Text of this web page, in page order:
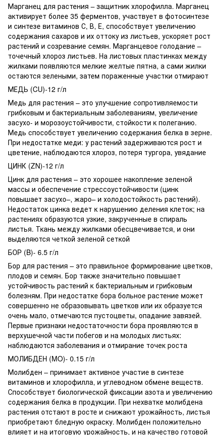
Марганец для растения – защитник хлорофилла. Марганец
активирует более 35 ферментов, участвует в фотосинтезе
и синтезе витаминов С, В, Е, способствует увеличению
содержания сахаров и их оттоку из листьев, ускоряет рост
растений и созревание семян. Марганцевое голодание –
точечный хлороз листьев. На листовых пластинках между
жилками появляются мелкие желтые пятна, а сами жилки
остаются зелеными, затем пораженные участки отмирают
МЕДЬ (CU)-12 г/л
Медь для растения – это улучшение сопротивляемости
грибковым и бактериальным заболеваниям, увеличение
засухо- и морозоустойчивости, стойкости к полеганию.
Медь способствует увеличению содержания белка в зерне.
При недостатке меди: у растений задерживаются рост и
цветение, наблюдаются хлороз, потеря тургора, увядание
ЦИНК (ZN)-12 г/л
Цинк для растения – это хорошее накопление зеленой
массы и обеспечение стрессоустойчивости (цинк
повышает засухо–, жаро– и холодостойкость растений).
Недостаток цинка ведет к нарушению деления клеток; на
растениях образуются узкие, закрученные в спираль
листья. Ткань между жилками обесцвечивается, и они
выделяются четкой зеленой сеткой
БОР (B)- 6.5 г/л
Бор для растения – это правильное формирование цветков,
плодов и семян. Бор также значительно повышает
устойчивость растений к бактериальным и грибковым
болезням. При недостатке бора больное растение может
совершенно не образовывать цветков или их образуется
очень мало, отмечаются пустоцветы, опадание завязей.
Первые признаки недостаточности бора проявляются в
верхушечной части побегов и на молодых листьях:
наблюдаются заболевания и отмирание точек роста
МОЛИБДЕН (MO)- 0.15 г/л
Молибден – принимает активное участие в синтезе
витаминов и хлорофилла, и углеводном обмене веществ.
Способствует биологической фиксации азота и увеличению
содержания белка в продукции. При нехватке молибдена
растения отстают в росте и снижают урожайность, листья
приобретают бледную окраску. Молибден положительно
влияет и на итоговую урожайность, и на качество готовой